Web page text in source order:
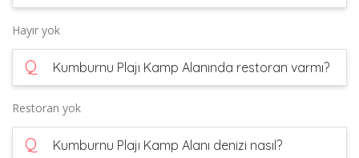
Hayır yok
Q Kumburnu Plajı Kamp Alanında restoran varmı?
Restoran yok
Q Kumburnu Plajı Kamp Alanı denizi nasıl?